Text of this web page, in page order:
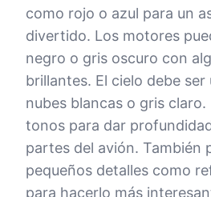
como rojo o azul para un
divertido. Los motores
negro o gris oscuro con
brillantes. El cielo debe ser
nubes blancas o gris
tonos para dar
partes del avión. También
pequeños detalles como
para hacerlo más